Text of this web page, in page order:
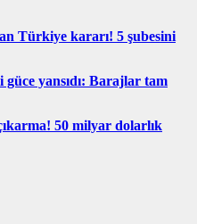
Türkiye kararı! 5 şubesini
güce yansıdı: Barajlar tam
50 milyar dolarlık